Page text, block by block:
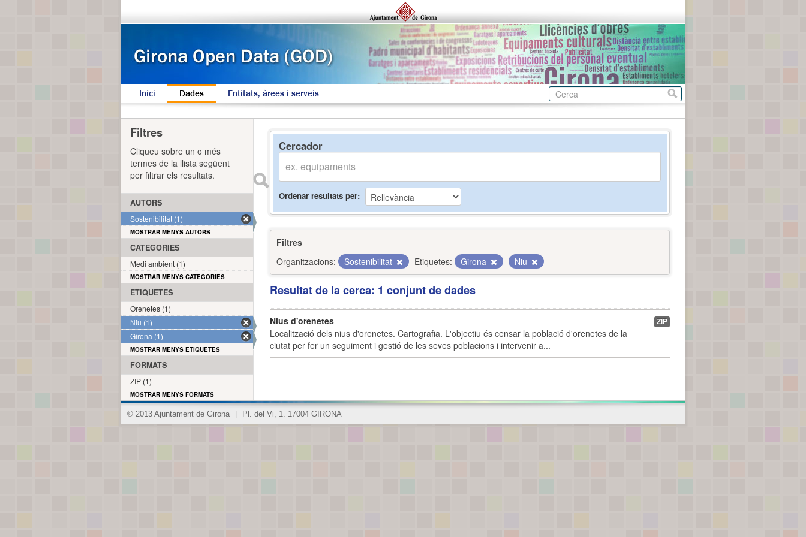
Inici Dades Entitats, àrees i serveis
Cercador
Ordenar resultats per
Filtres
Organitzacions:
Sostenibilitat Etiquetes: Girona Niu
Resultat de la cerca: 1 conjunt de dades
Nius d'orenetes
Localització dels nius d'orenetes. Cartografia. L'objectiu és censar la població d'orenetes de la
ciutat per fer un seguiment i gestió de les seves poblacions i intervenir a...
ZIP
Filtres
Cliqueu sobre un o més
termes de la llista següent
per filtrar els resultats.
AUTORS
Sostenibilitat (1)
MOSTRAR MENYS AUTORS
CATEGORIES
Medi ambient (1)
MOSTRAR MENYS CATEGORIES
ETIQUETES
Orenetes (1)
Niu (1)
Girona (1)
MOSTRAR MENYS ETIQUETES
FORMATS
ZIP (1)
MOSTRAR MENYS FORMATS
© 2013 Ajuntament de Girona Pl. del Vi, 1. 17004 GIRONA